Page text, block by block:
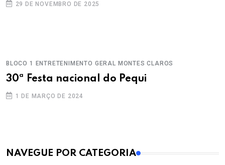
29 DE NOVEMBRO DE 2025
BLOCO 1 ENTRETENIMENTO GERAL MONTES CLAROS
30ª Festa nacional do Pequi
1 DE MARÇO DE 2024
MAIS VISTOS
NAVEGUE POR CATEGORIA